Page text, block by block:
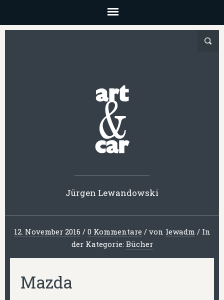
Jürgen Lewandowski
12. November 2016 / 0 Kommentare / von lewadm / In
der Kategorie: Bücher
Mazda